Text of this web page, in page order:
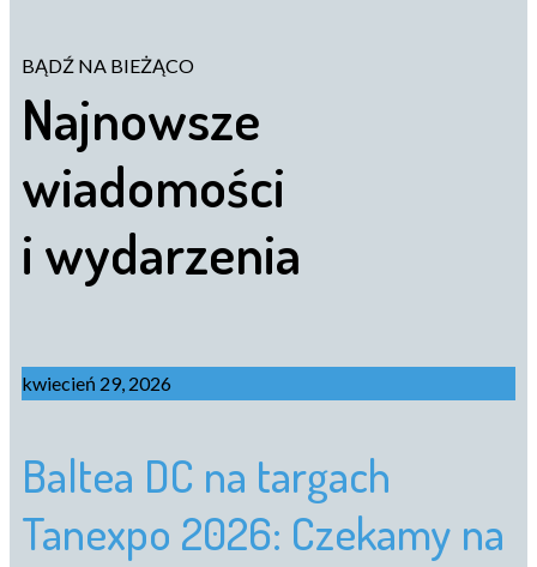
BĄDŹ NA BIEŻĄCO
Najnowsze
wiadomości
i wydarzenia
kwiecień 29, 2026
Baltea DC na targach
Tanexpo 2026: Czekamy na